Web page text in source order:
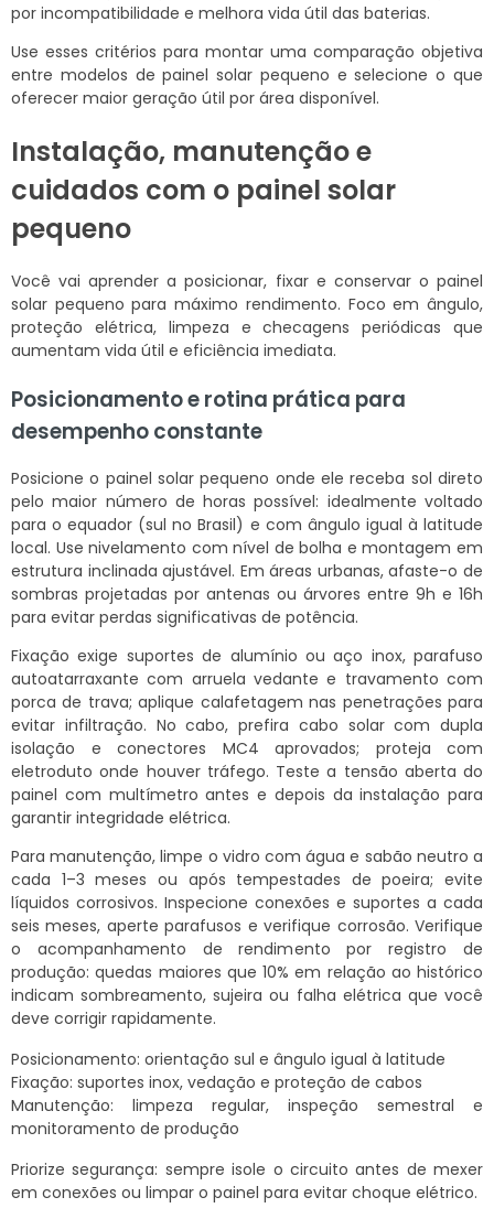
por incompatibilidade e melhora vida útil das baterias.
Use esses critérios para montar uma comparação objetiva
entre modelos de painel solar pequeno e selecione o que
oferecer maior geração útil por área disponível.
Instalação, manutenção e
cuidados com o painel solar
pequeno
Você vai aprender a posicionar, fixar e conservar o painel
solar pequeno para máximo rendimento. Foco em ângulo,
proteção elétrica, limpeza e checagens periódicas que
aumentam vida útil e eficiência imediata.
Posicionamento e rotina prática para
desempenho constante
Posicione o painel solar pequeno onde ele receba sol direto
pelo maior número de horas possível: idealmente voltado
para o equador (sul no Brasil) e com ângulo igual à latitude
local. Use nivelamento com nível de bolha e montagem em
estrutura inclinada ajustável. Em áreas urbanas, afaste-o de
sombras projetadas por antenas ou árvores entre 9h e 16h
para evitar perdas significativas de potência.
Fixação exige suportes de alumínio ou aço inox, parafuso
autoatarraxante com arruela vedante e travamento com
porca de trava; aplique calafetagem nas penetrações para
evitar infiltração. No cabo, prefira cabo solar com dupla
isolação e conectores MC4 aprovados; proteja com
eletroduto onde houver tráfego. Teste a tensão aberta do
painel com multímetro antes e depois da instalação para
garantir integridade elétrica.
Para manutenção, limpe o vidro com água e sabão neutro a
cada 1–3 meses ou após tempestades de poeira; evite
líquidos corrosivos. Inspecione conexões e suportes a cada
seis meses, aperte parafusos e verifique corrosão. Verifique
o acompanhamento de rendimento por registro de
produção: quedas maiores que 10% em relação ao histórico
indicam sombreamento, sujeira ou falha elétrica que você
deve corrigir rapidamente.
Posicionamento: orientação sul e ângulo igual à latitude
Fixação: suportes inox, vedação e proteção de cabos
Manutenção: limpeza regular, inspeção semestral e
monitoramento de produção
Priorize segurança: sempre isole o circuito antes de mexer
em conexões ou limpar o painel para evitar choque elétrico.